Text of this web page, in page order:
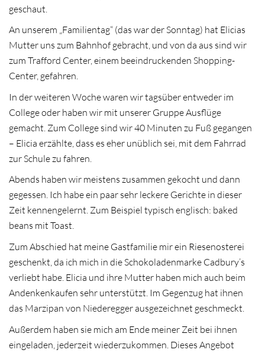
geschaut.
An unserem „Familientag“ (das war der Sonntag) hat Elicias
Mutter uns zum Bahnhof gebracht, und von da aus sind wir
zum Trafford Center, einem beeindruckenden Shopping-
Center, gefahren.
In der weiteren Woche waren wir tagsüber entweder im
College oder haben wir mit unserer Gruppe Ausflüge
gemacht. Zum College sind wir 40 Minuten zu Fuß gegangen
– Elicia erzählte, dass es eher unüblich sei, mit dem Fahrrad
zur Schule zu fahren.
Abends haben wir meistens zusammen gekocht und dann
gegessen. Ich habe ein paar sehr leckere Gerichte in dieser
Zeit kennengelernt. Zum Beispiel typisch englisch: baked
beans mit Toast.
Zum Abschied hat meine Gastfamilie mir ein Riesenosterei
geschenkt, da ich mich in die Schokoladenmarke Cadbury’s
verliebt habe. Elicia und ihre Mutter haben mich auch beim
Andenkenkaufen sehr unterstützt. Im Gegenzug hat ihnen
das Marzipan von Niederegger ausgezeichnet geschmeckt.
Außerdem haben sie mich am Ende meiner Zeit bei ihnen
eingeladen, jederzeit wiederzukommen. Dieses Angebot